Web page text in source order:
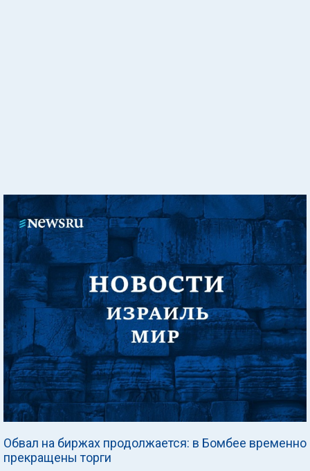
Обвал на биржах продолжается: в Бомбее временно
прекращены торги